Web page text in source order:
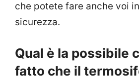
che potete fare anche voi
sicurezza.
Qual è la possibile
fatto che il